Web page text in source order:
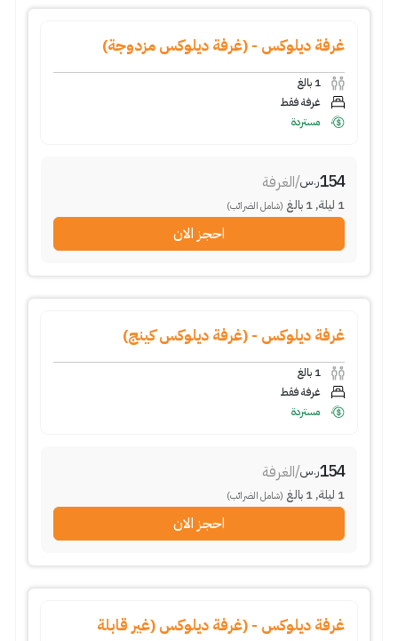
غرفة ديلوكس - (غرفة ديلوكس مزدوجة)
1 بالغ
غرفة فقط
مستردة
154ر.س/الغرفة
1 ليلة,
1 بالغ (شامل الضرائب)
احجز الان
غرفة ديلوكس - (غرفة ديلوكس كينج)
1 بالغ
غرفة فقط
مستردة
154ر.س/الغرفة
1 ليلة,
1 بالغ (شامل الضرائب)
احجز الان
غرفة ديلوكس - (غرفة ديلوكس (غير قابلة